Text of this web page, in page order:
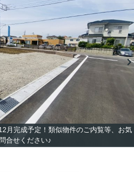
月完成予定！類似物件のご内覧等、お気
問合せください♪